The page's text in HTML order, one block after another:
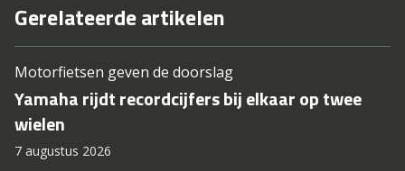
Gerelateerde artikelen
Motorfietsen geven de doorslag
Yamaha rijdt recordcijfers bij elkaar op twee
wielen
7 augustus 2026